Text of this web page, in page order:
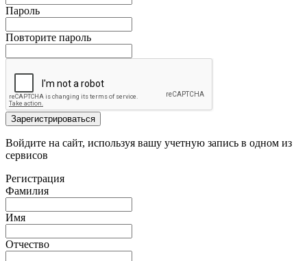
Пароль
Повторите пароль
Зарегистрироваться
Войдите на сайт, используя вашу учетную запись в одном из
сервисов
Регистрация
Фамилия
Имя
Отчество